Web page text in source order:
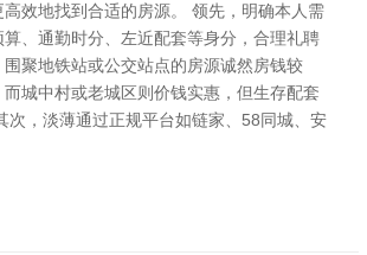
高效地找到合适的房源。 领先，明确本人需
、通勤时分、左近配套等身分，合理礼聘
聚地铁站或公交站点的房源诚然房钱较
城中村或老城区则价钱实惠，但生存配套
次，淡薄通过正规平台如链家、58同城、安